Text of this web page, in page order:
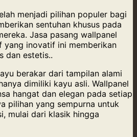
menjadi pilihan populer bagi
sentuhan khusus pada
Jasa pasang wallpanel
yang inovatif ini memberikan
dan estetis..
berakar dari tampilan alami
dimiliki kayu asli. Wallpanel
hangat dan elegan pada setiap
pilihan yang sempurna untuk
mulai dari klasik hingga